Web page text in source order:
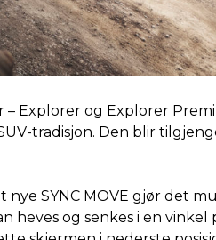
Explorer og Explorer
tradisjon. Den blir
SYNC MOVE gjør det
heves og senkes i en